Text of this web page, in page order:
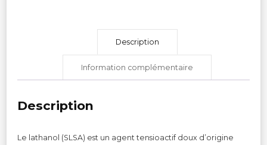
Description
Information complémentaire
Description
Le lathanol (SLSA) est un agent tensioactif doux d’origine